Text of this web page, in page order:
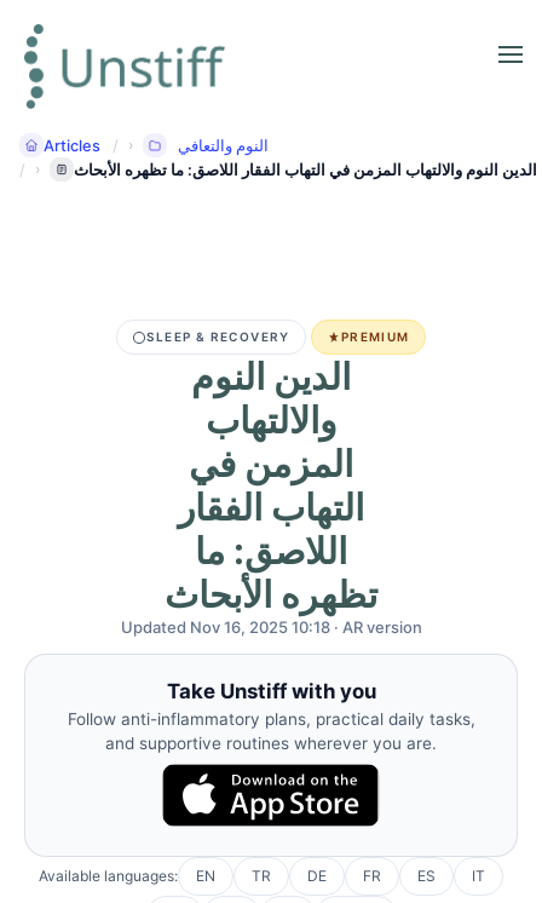
Articles
النوم والتعافي
الدين النوم والالتهاب المزمن في التهاب الفقار اللاصق: ما تظهره الأبحاث
SLEEP & RECOVERY PREMIUM
الدين النوم
والالتهاب
المزمن في
التهاب الفقار
اللاصق: ما
تظهره الأبحاث
Updated Nov 16, 2025 10:18 · AR version
Take Unstiff with you
Follow anti-inflammatory plans, practical daily tasks,
and supportive routines wherever you are.
Available languages: EN TR DE FR ES IT